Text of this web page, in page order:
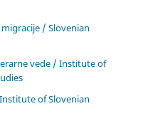
/ Slovenian
vede / Institute of
of Slovenian